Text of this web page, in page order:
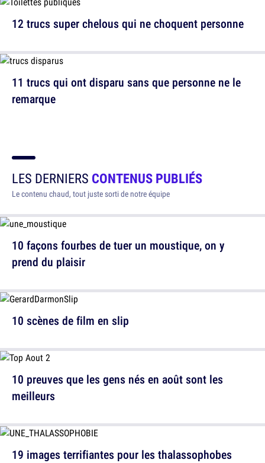
11 trucs qui ont disparu sans que personne ne le
remarque
12 trucs super chelous qui ne choquent personne
LES DERNIERS CONTENUS PUBLIÉS
Le contenu chaud, tout juste sorti de notre équipe
10 façons fourbes de tuer un moustique, on y
prend du plaisir
10 preuves que les gens nés en août sont les
meilleurs
10 scènes de film en slip
19 images terrifiantes pour les thalassophobes